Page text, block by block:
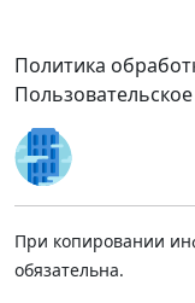
Политика
При копировании
обязательна.